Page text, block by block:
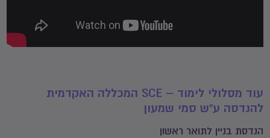
עוד מסלולי לימוד – SCE המכללה האקדמית
להנדסה ע"ש סמי שמעון
הנדסת בניין לתואר ראשון